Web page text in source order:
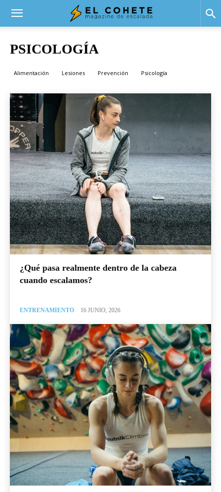
Inicio Salud y escalada Psicología
PSICOLOGÍA
Alimentación Lesiones Prevención Psicología
¿Qué pasa realmente dentro de la cabeza
cuando escalamos?
ENTRENAMIENTO 16 JUNIO, 2026